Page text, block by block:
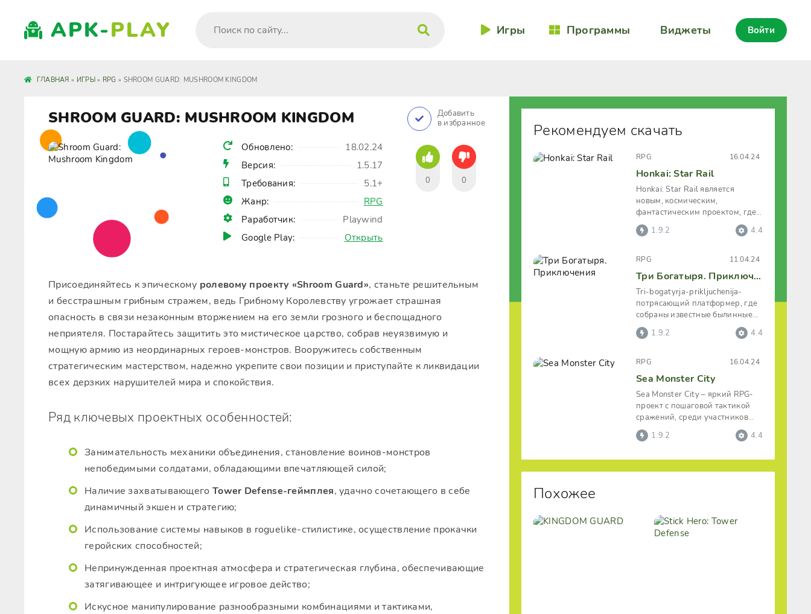
APK-PLAY Игры Программы Виджеты Войти
ГЛАВНАЯ » ИГРЫ» RPG » SHROOM GUARD: MUSHROOM KINGDOM
SHROOM GUARD: MUSHROOM KINGDOM
Обновлено:
18.02.24
Версия:
1.5.17
Требования:
5.1+
Жанр:
RPG
Раработчик:
Playwind
Google Play:
Открыть
Добавить
в избранное
0 0
Присоединяйтесь к эпическому ролевому проекту «Shroom Guard», станьте решительным
и бесстрашным грибным стражем, ведь Грибному Королевству угрожает страшная
опасность в связи незаконным вторжением на его земли грозного и беспощадного
неприятеля. Постарайтесь защитить это мистическое царство, собрав неуязвимую и
мощную армию из неординарных героев-монстров. Вооружитесь собственным
стратегическим мастерством, надежно укрепите свои позиции и приступайте к ликвидации
всех дерзких нарушителей мира и спокойствия.
Ряд ключевых проектных особенностей:
Занимательность механики объединения, становление воинов-монстров
непобедимыми солдатами, обладающими впечатляющей силой;
Наличие захватывающего Tower Defense-геймплея, удачно сочетающего в себе
динамичный экшен и стратегию;
Использование системы навыков в roguelike-стилистике, осуществление прокачки
геройских способностей;
Непринужденная проектная атмосфера и стратегическая глубина, обеспечивающие
затягивающее и интригующее игровое действо;
Искусное манипулирование разнообразными комбинациями и тактиками,
Рекомендуем скачать
RPG 16.04.24
Honkai: Star Rail
Honkai: Star Rail является
новым, космическим,
фантастическим проектом, где
геймерам предстоит
отправиться в
1.9.2 4.4
RPG 11.04.24
Три Богатыря. Приключения
Tri-bogatyrja-prikljuchenija-
потрясающий платформер, где
собраны известные былинные
персонажи из любимых
мультфильмов
1.9.2 4.4
RPG 16.04.24
Sea Monster City
Sea Monster City – яркий RPG-
проект с пошаговой тактикой
сражений, среди участников
которых выступает целый ряд
морских
1.9.2 4.4
Похожее